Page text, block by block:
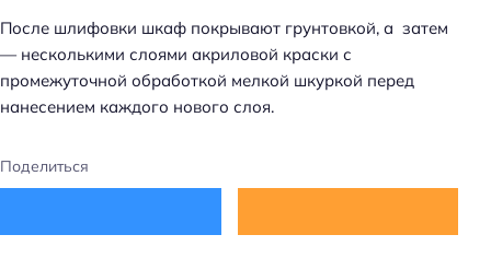
После шлифовки шкаф покрывают грунтовкой, а затем
— несколькими слоями акриловой краски с
промежуточной обработкой мелкой шкуркой перед
нанесением каждого нового слоя.
Поделиться